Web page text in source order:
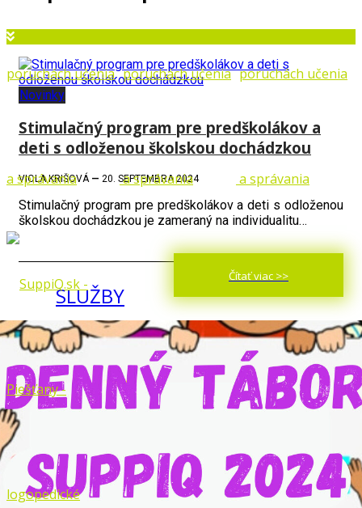
Novinky
Stimulačný program pre predškolákov a
deti s odloženou školskou dochádzkou
VIOLA KRIŠOVÁ — 20. SEPTEMBRA 2024
Stimulačný program pre predškolákov a deti s odloženou
školskou dochádzkou je zameraný na individualitu…
Čítať viac >>
SLUŽBY